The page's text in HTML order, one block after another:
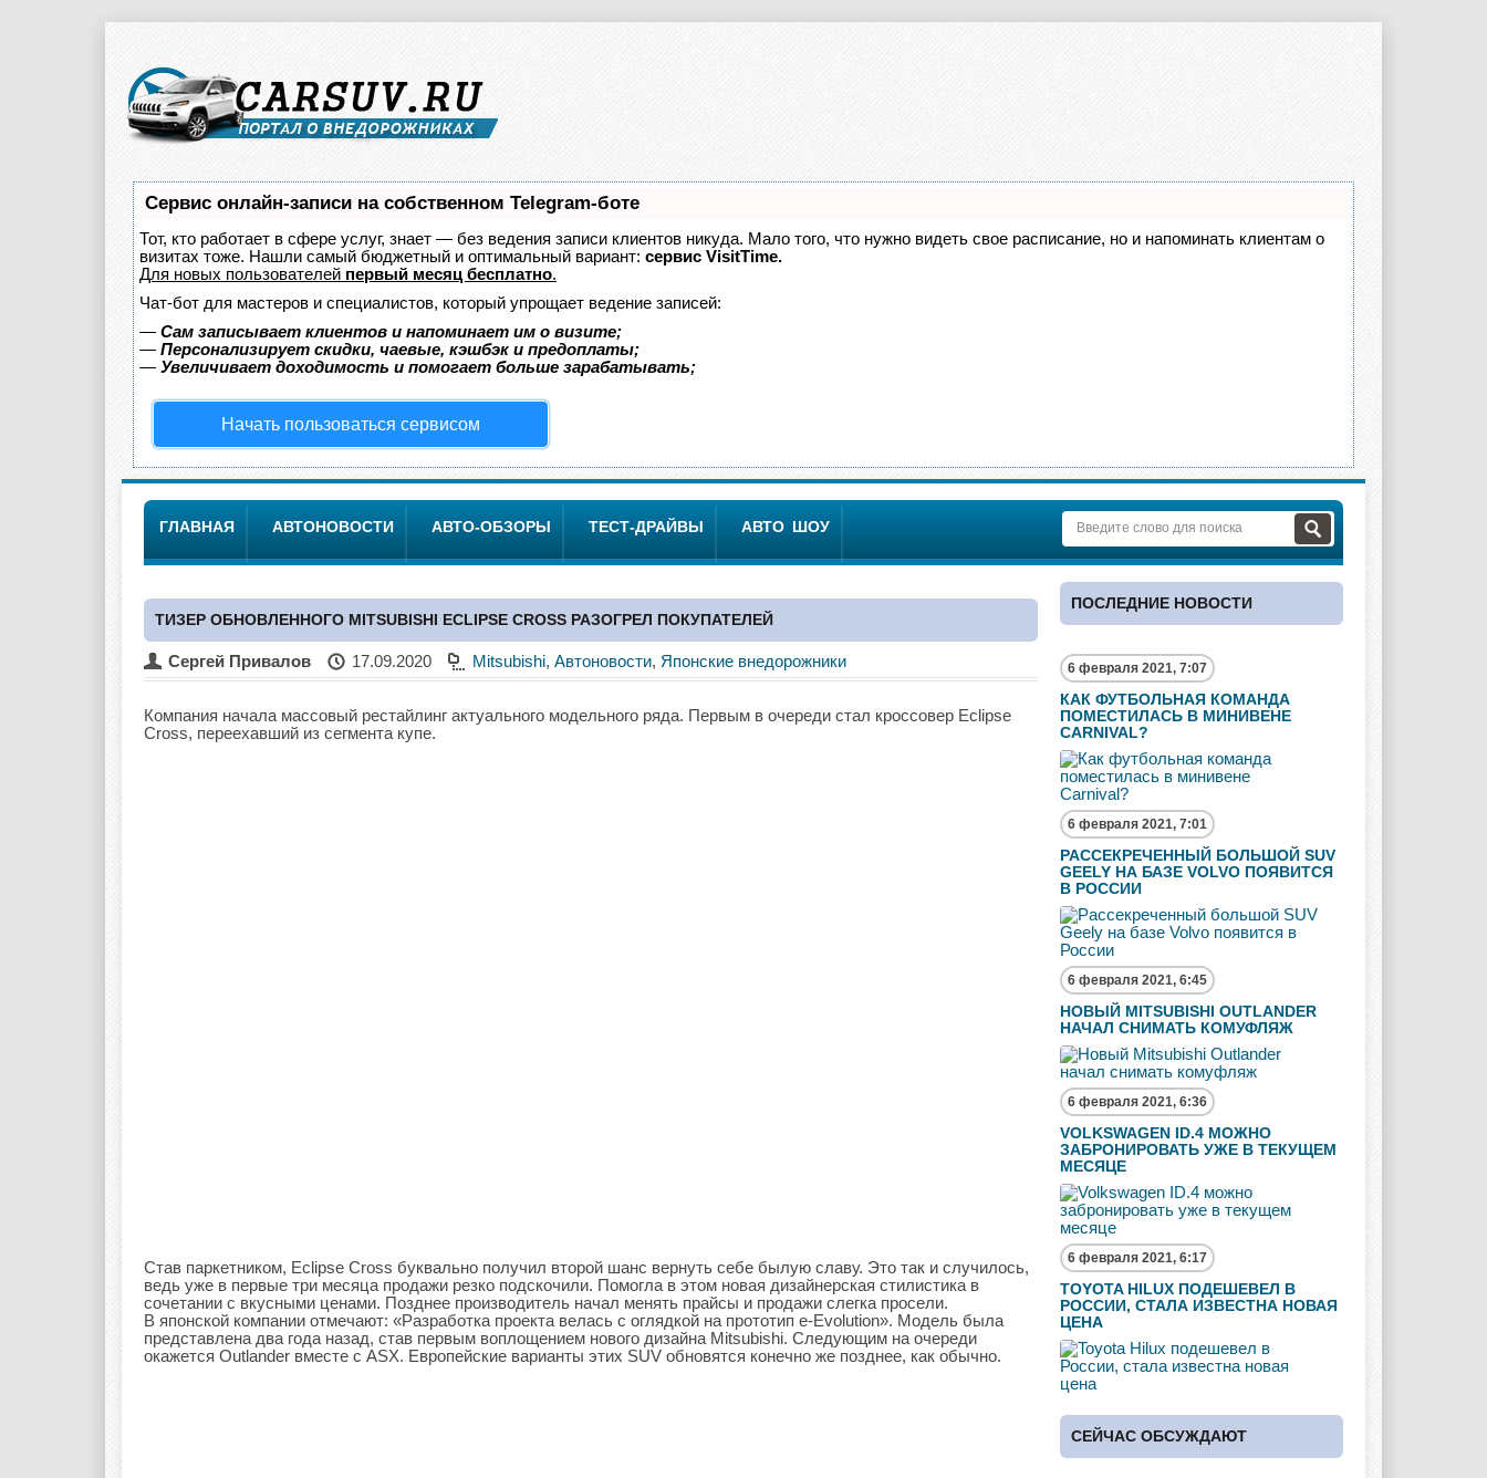
Сервис онлайн-записи на собственном Telegram-боте
Тот, кто работает в сфере услуг, знает — без ведения записи клиентов никуда. Мало того, что нужно видеть свое расписание, но и напоминать клиентам о
визитах тоже. Нашли самый бюджетный и оптимальный вариант: сервис VisitTime.
Для новых пользователей первый месяц бесплатно.
Чат-бот для мастеров и специалистов, который упрощает ведение записей:
— Сам записывает клиентов и напоминает им о визите;
— Персонализирует скидки, чаевые, кэшбэк и предоплаты;
— Увеличивает доходимость и помогает больше зарабатывать;
Начать пользоваться сервисом
ГЛАВНАЯ АВТОНОВОСТИ АВТО-ОБЗОРЫ ТЕСТ-ДРАЙВЫ АВТО ШОУ
ТИЗЕР ОБНОВЛЕННОГО MITSUBISHI ECLIPSE CROSS РАЗОГРЕЛ ПОКУПАТЕЛЕЙ
Сергей Привалов 17.09.2020 Mitsubishi, Автоновости, Японские внедорожники
Компания начала массовый рестайлинг актуального модельного ряда. Первым в очереди стал кроссовер Eclipse
Cross, переехавший из сегмента купе.
Став паркетником, Eclipse Cross буквально получил второй шанс вернуть себе былую славу. Это так и случилось,
ведь уже в первые три месяца продажи резко подскочили. Помогла в этом новая дизайнерская стилистика в
сочетании с вкусными ценами. Позднее производитель начал менять прайсы и продажи слегка просели.
В японской компании отмечают: «Разработка проекта велась с оглядкой на прототип e-Evolution». Модель была
представлена два года назад, став первым воплощением нового дизайна Mitsubishi. Следующим на очереди
окажется Outlander вместе с ASX. Европейские варианты этих SUV обновятся конечно же позднее, как обычно.
ПОСЛЕДНИЕ НОВОСТИ
6 февраля 2021, 7:07
КАК ФУТБОЛЬНАЯ КОМАНДА
ПОМЕСТИЛАСЬ В МИНИВЕНЕ
CARNIVAL?
6 февраля 2021, 7:01
РАССЕКРЕЧЕННЫЙ БОЛЬШОЙ SUV
GEELY НА БАЗЕ VOLVO ПОЯВИТСЯ
В РОССИИ
6 февраля 2021, 6:45
НОВЫЙ MITSUBISHI OUTLANDER
НАЧАЛ СНИМАТЬ КОМУФЛЯЖ
6 февраля 2021, 6:36
VOLKSWAGEN ID.4 МОЖНО
ЗАБРОНИРОВАТЬ УЖЕ В ТЕКУЩЕМ
МЕСЯЦЕ
6 февраля 2021, 6:17
TOYOTA HILUX ПОДЕШЕВЕЛ В
РОССИИ, СТАЛА ИЗВЕСТНА НОВАЯ
ЦЕНА
СЕЙЧАС ОБСУЖДАЮТ